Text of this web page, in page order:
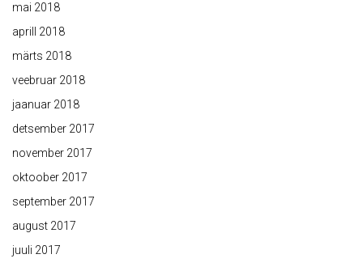
mai 2018
aprill 2018
märts 2018
veebruar 2018
jaanuar 2018
detsember 2017
november 2017
oktoober 2017
september 2017
august 2017
juuli 2017